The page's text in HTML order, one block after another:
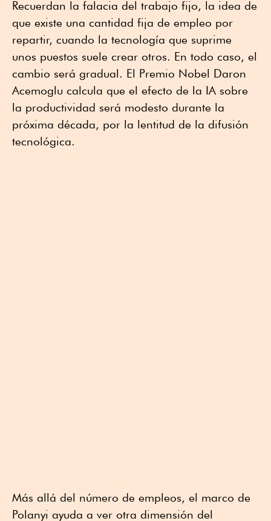
Recuerdan la falacia del trabajo fijo, la idea de
que existe una cantidad fija de empleo por
repartir, cuando la tecnología que suprime
unos puestos suele crear otros. En todo caso, el
cambio será gradual. El Premio Nobel Daron
Acemoglu calcula que el efecto de la IA sobre
la productividad será modesto durante la
próxima década, por la lentitud de la difusión
tecnológica.
Más allá del número de empleos, el marco de
Polanyi ayuda a ver otra dimensión del